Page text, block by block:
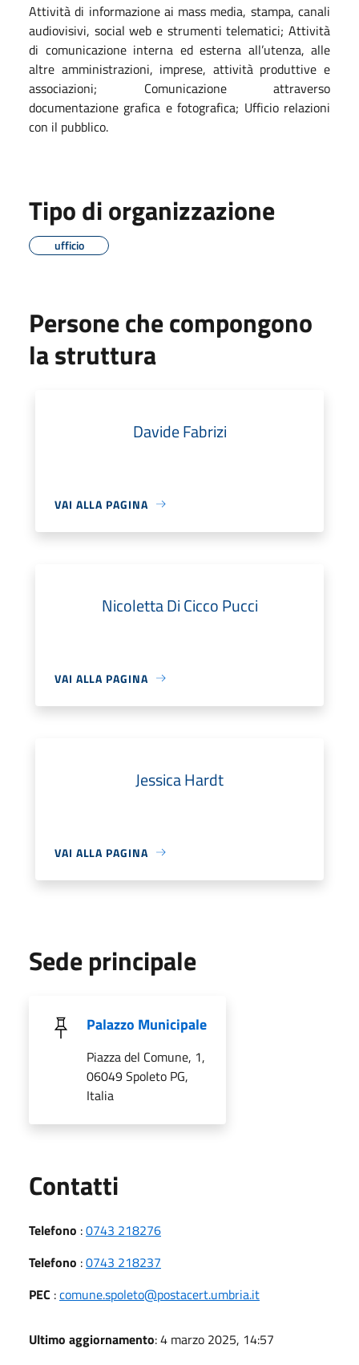
Attività di informazione ai mass media, stampa, canali
audiovisivi, social web e strumenti telematici; Attività
di comunicazione interna ed esterna all’utenza, alle
altre amministrazioni, imprese, attività produttive e
associazioni; Comunicazione attraverso
documentazione grafica e fotografica; Ufficio relazioni
con il pubblico.
Tipo di organizzazione
ufficio
Persone che compongono
la struttura
Davide Fabrizi
VAI ALLA PAGINA
Nicoletta Di Cicco Pucci
VAI ALLA PAGINA
Jessica Hardt
VAI ALLA PAGINA
Sede principale
Palazzo Municipale
Piazza del Comune, 1,
06049 Spoleto PG,
Italia
Contatti
Telefono :0743 218276
Telefono :0743 218237
PEC :comune.spoleto@postacert.umbria.it
Ultimo aggiornamento: 4 marzo 2025, 14:57